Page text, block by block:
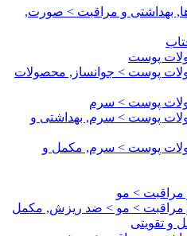
بهداشتی و مراقبت > صورت,
پوست
پوست > جوانساز, محصولات
پوست > سرم
پوست > سرم, بهداشتی و
پوست > سرم, مکمل و
مراقبت > مو
مراقبت > مو > ضد ریزش, مکمل
و تقویتی